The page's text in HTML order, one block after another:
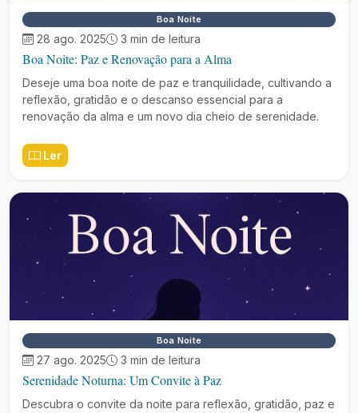
Boa Noite
28 ago. 2025 3 min de leitura
Boa Noite: Paz e Renovação para a Alma
Deseje uma boa noite de paz e tranquilidade, cultivando a
reflexão, gratidão e o descanso essencial para a
renovação da alma e um novo dia cheio de serenidade.
Ler
Boa Noite
27 ago. 2025 3 min de leitura
Serenidade Noturna: Um Convite à Paz
Descubra o convite da noite para reflexão, gratidão, paz e